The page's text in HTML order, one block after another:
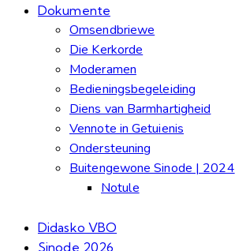
Dokumente
Omsendbriewe
Die Kerkorde
Moderamen
Bedieningsbegeleiding
Diens van Barmhartigheid
Vennote in Getuienis
Ondersteuning
Buitengewone Sinode | 2024
Notule
Didasko VBO
Sinode 2026